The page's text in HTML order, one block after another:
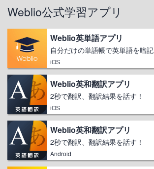
Weblio公式学習アプリ
Weblio英単語アプリ
自分だけの単語帳で英単語を暗記
iOS
Weblio英和翻訳アプリ
2秒で翻訳、翻訳結果を話す！
iOS
Weblio英和翻訳アプリ
2秒で翻訳、翻訳結果を話す！
Android